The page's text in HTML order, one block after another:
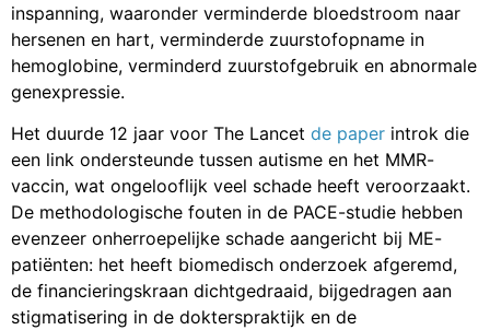
inspanning, waaronder verminderde bloedstroom naar
hersenen en hart, verminderde zuurstofopname in
hemoglobine, verminderd zuurstofgebruik en abnormale
genexpressie.
Het duurde 12 jaar voor The Lancet de paper introk die
een link ondersteunde tussen autisme en het MMR-
vaccin, wat ongelooflijk veel schade heeft veroorzaakt.
De methodologische fouten in de PACE-studie hebben
evenzeer onherroepelijke schade aangericht bij ME-
patiënten: het heeft biomedisch onderzoek afgeremd,
de financieringskraan dichtgedraaid, bijgedragen aan
stigmatisering in de dokterspraktijk en de